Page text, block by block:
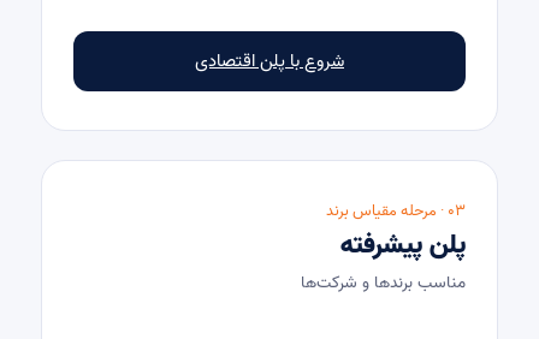
شروع با پلن اقتصادی
۰۳ · مرحله مقیاس برند
پلن پیشرفته
مناسب برندها و شرکت‌ها